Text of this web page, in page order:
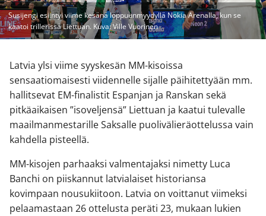
Susijengi esiintyi viime kesänä loppuunmyydyllä Nokia Arenalla, kun se
kaatoi trillerissä Liettuan. Kuva: Ville Vuorinen
Latvia ylsi viime syyskesän MM-kisoissa
sensaatiomaisesti viidennelle sijalle päihitettyään mm.
hallitsevat EM-finalistit Espanjan ja Ranskan sekä
pitkäaikaisen ”isoveljensä” Liettuan ja kaatui tulevalle
maailmanmestarille Saksalle puolivälieräottelussa vain
kahdella pisteellä.
MM-kisojen parhaaksi valmentajaksi nimetty Luca
Banchi on piiskannut latvialaiset historiansa
kovimpaan nousukiitoon. Latvia on voittanut viimeksi
pelaamastaan 26 ottelusta peräti 23, mukaan lukien